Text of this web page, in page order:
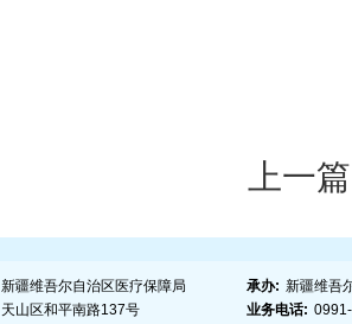
上一
新疆维吾尔自治区医疗保障局 承办: 新疆维吾
天山区和平南路137号 业务电话: